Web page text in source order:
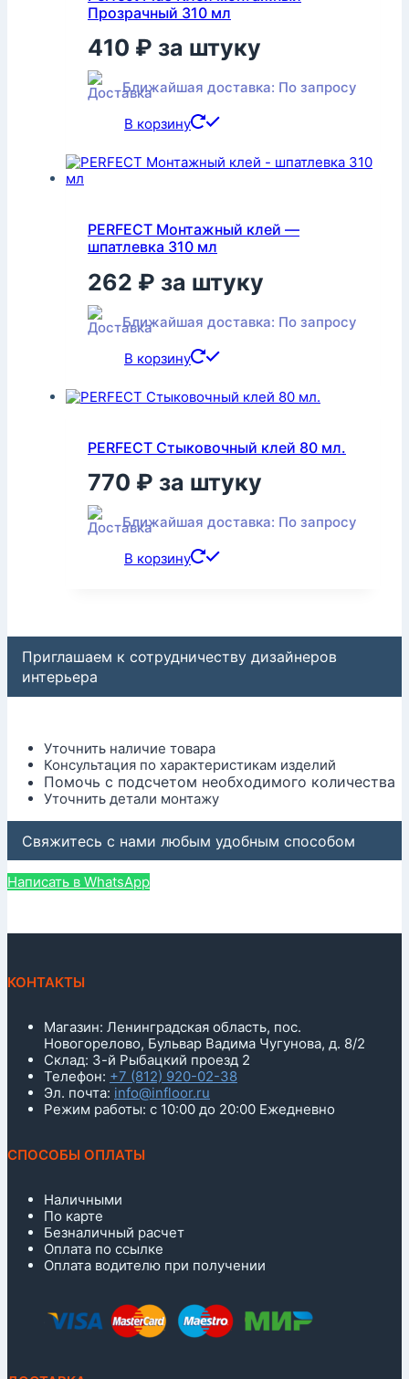
Прозрачный 310 мл
410 ₽ за штуку
Ближайшая доставка: По запросу
В корзину
PERFECT Монтажный клей —
шпатлевка 310 мл
262 ₽ за штуку
Ближайшая доставка: По запросу
В корзину
PERFECT Стыковочный клей 80 мл.
770 ₽ за штуку
Ближайшая доставка: По запросу
В корзину
Приглашаем к сотрудничеству дизайнеров
интерьера
Уточнить наличие товара
Консультация по характеристикам изделий
Помочь с подсчетом необходимого количества
Уточнить детали монтажу
Свяжитесь с нами любым удобным способом
Написать в WhatsApp
КОНТАКТЫ
Магазин: Ленинградская область, пос.
Новогорелово, Бульвар Вадима Чугунова, д. 8/2
Склад: 3-й Рыбацкий проезд 2
Телефон: +7 (812) 920-02-38
Эл. почта: info@infloor.ru
Режим работы: с 10:00 до 20:00 Ежедневно
СПОСОБЫ ОПЛАТЫ
Наличными
По карте
Безналичный расчет
Оплата по ссылке
Оплата водителю при получении